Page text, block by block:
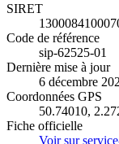
SIRET
Code de référence
sip-62525-01
Dernière mise à jour
6 décembre
Coordonnées GPS
50.74010,
Fiche officielle
Voir sur